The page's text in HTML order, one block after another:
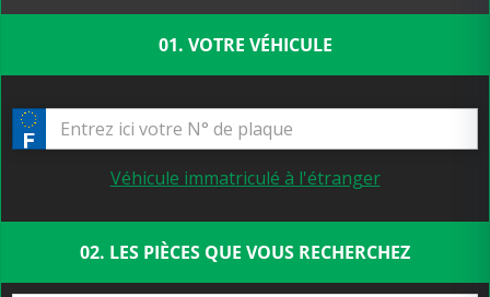
01. VOTRE VÉHICULE
Véhicule immatriculé à l'étranger
02. LES PIÈCES QUE VOUS RECHERCHEZ